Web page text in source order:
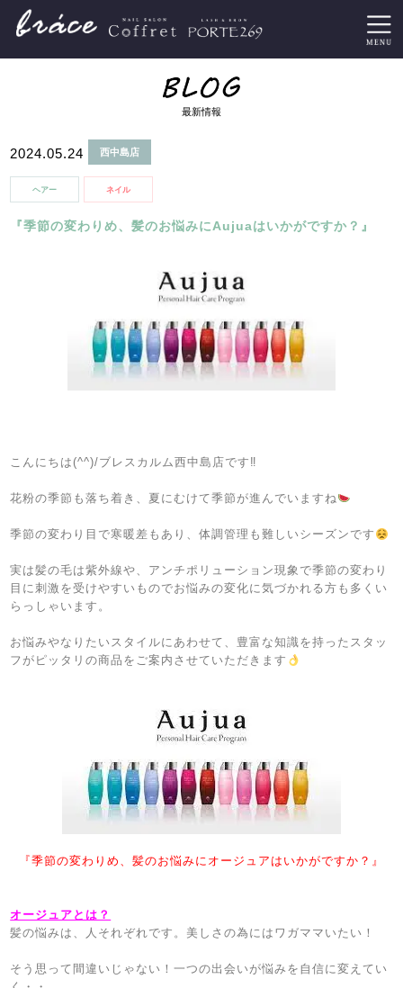
最新情報
2024.05.24 西中島店
ヘアー ネイル
『季節の変わりめ、髪のお悩みにAujuaはいかがですか？』
こんにちは(^^)/ブレスカルム西中島店です‼
花粉の季節も落ち着き、夏にむけて季節が進んでいますね
季節の変わり目で寒暖差もあり、体調管理も難しいシーズンです
実は髪の毛は紫外線や、アンチポリューション現象で季節の変わり
目に刺激を受けやすいものでお悩みの変化に気づかれる方も多くい
らっしゃいます。
お悩みやなりたいスタイルにあわせて、豊富な知識を持ったスタッ
フがピッタリの商品をご案内させていただきます
『季節の変わりめ、髪のお悩みにオージュアはいかがですか？』
オージュアとは？
髪の悩みは、人それぞれです。美しさの為にはワガママいたい！
そう思って間違いじゃない！一つの出会いが悩みを自信に変えてい